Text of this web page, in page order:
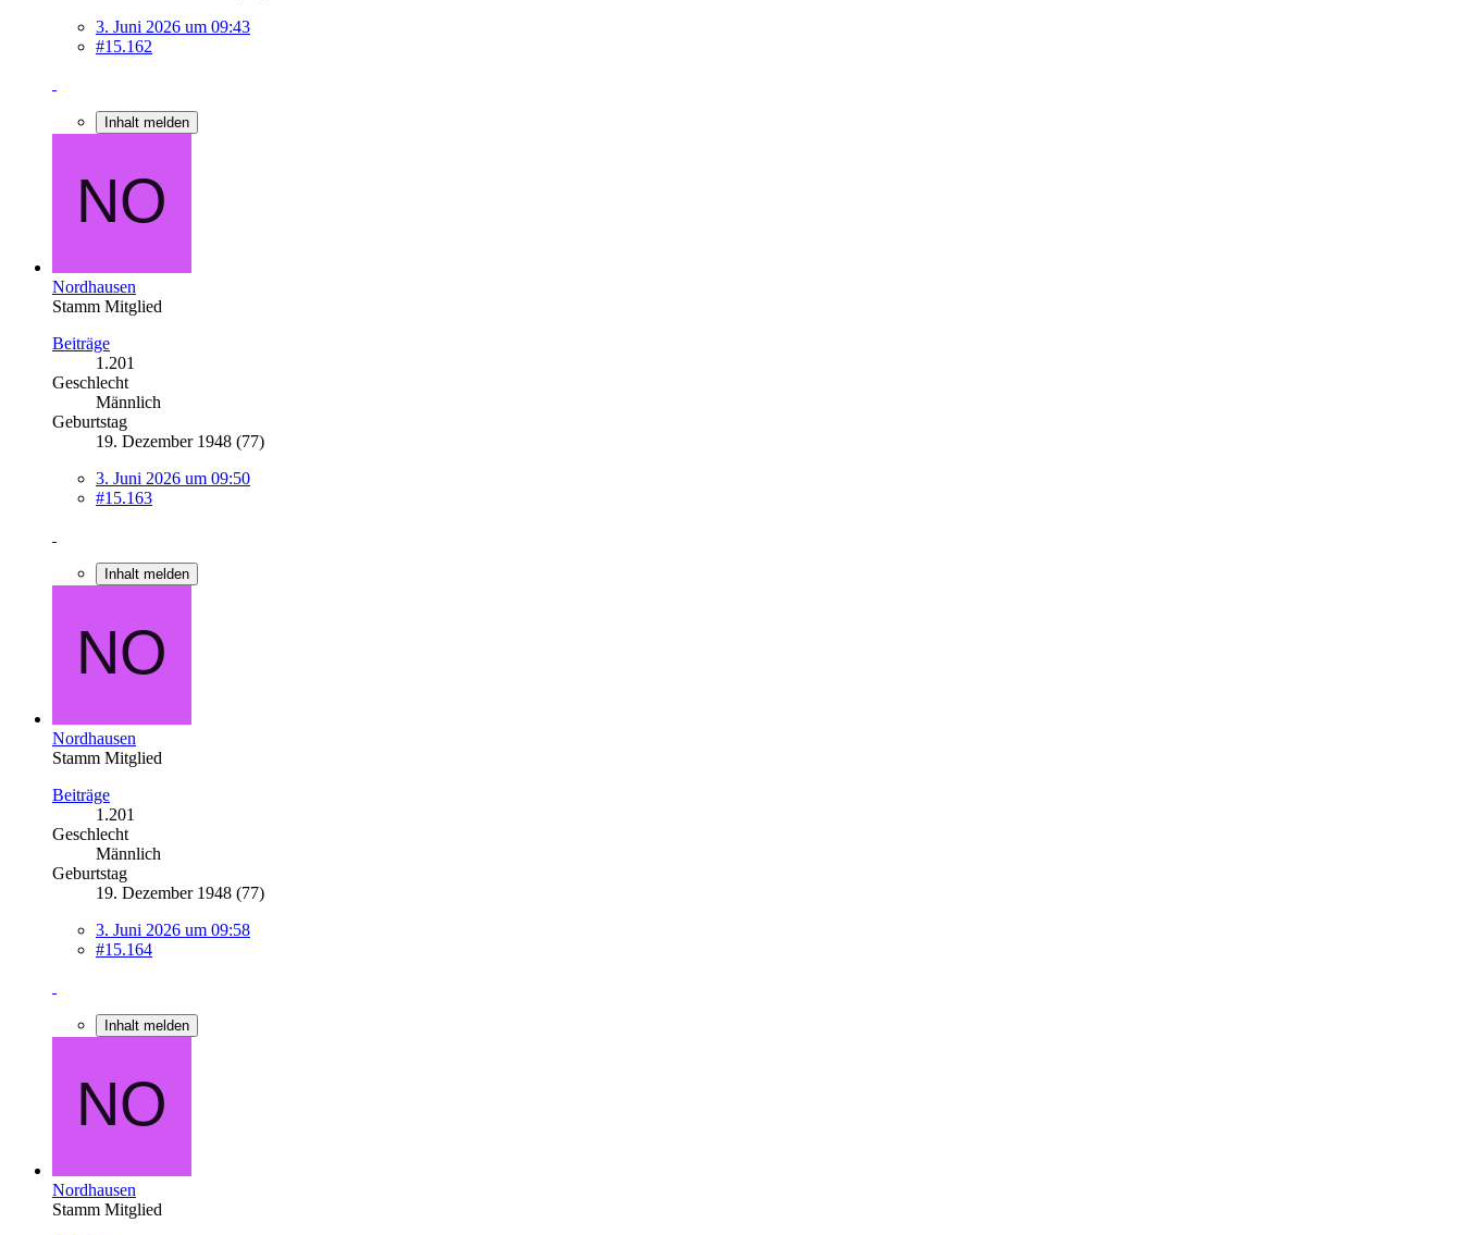
3. Juni 2026 um 09:43
#15.162
Inhalt melden
Nordhausen
Stamm Mitglied
Beiträge
1.201
Geschlecht
Männlich
Geburtstag
19. Dezember 1948 (77)
3. Juni 2026 um 09:50
#15.163
Inhalt melden
Nordhausen
Stamm Mitglied
Beiträge
1.201
Geschlecht
Männlich
Geburtstag
19. Dezember 1948 (77)
3. Juni 2026 um 09:58
#15.164
Inhalt melden
Nordhausen
Stamm Mitglied